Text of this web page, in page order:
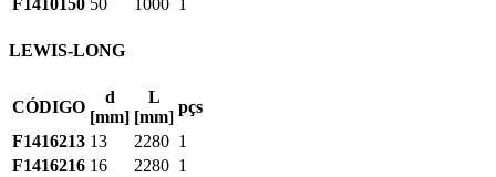
LEWIS-LONG
CÓDIGO
d
[mm]
L
[mm]
pçs
F1416213 13 2280 1
F1416216 16 2280 1